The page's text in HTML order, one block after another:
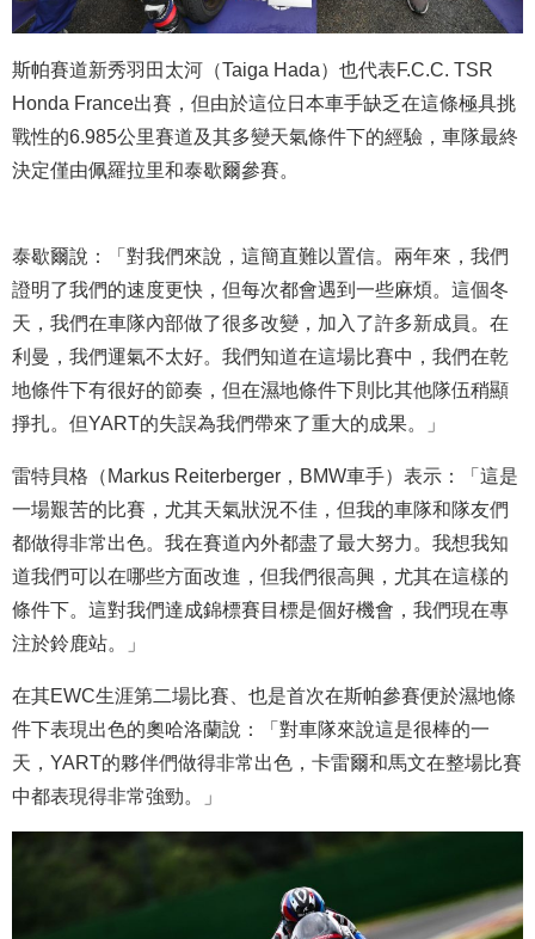
斯帕賽道新秀羽田太河（Taiga Hada）也代表F.C.C. TSR
Honda France出賽，但由於這位日本車手缺乏在這條極具挑
戰性的6.985公里賽道及其多變天氣條件下的經驗，車隊最終
決定僅由佩羅拉里和泰歇爾參賽。
泰歇爾說：「對我們來說，這簡直難以置信。兩年來，我們
證明了我們的速度更快，但每次都會遇到一些麻煩。這個冬
天，我們在車隊內部做了很多改變，加入了許多新成員。在
利曼，我們運氣不太好。我們知道在這場比賽中，我們在乾
地條件下有很好的節奏，但在濕地條件下則比其他隊伍稍顯
掙扎。但YART的失誤為我們帶來了重大的成果。」
雷特貝格（Markus Reiterberger，BMW車手）表示：「這是
一場艱苦的比賽，尤其天氣狀況不佳，但我的車隊和隊友們
都做得非常出色。我在賽道內外都盡了最大努力。我想我知
道我們可以在哪些方面改進，但我們很高興，尤其在這樣的
條件下。這對我們達成錦標賽目標是個好機會，我們現在專
注於鈴鹿站。」
在其EWC生涯第二場比賽、也是首次在斯帕參賽便於濕地條
件下表現出色的奧哈洛蘭說：「對車隊來說這是很棒的一
天，YART的夥伴們做得非常出色，卡雷爾和馬文在整場比賽
中都表現得非常強勁。」